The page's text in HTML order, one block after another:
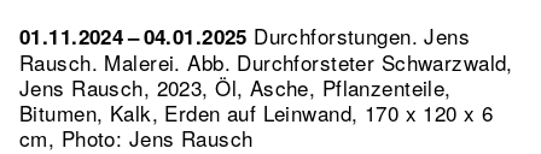
01.11.2024 – 04.01.2025 Durchforstungen. Jens
Rausch. Malerei.Abb. Durchforsteter Schwarzwald,
Jens Rausch, 2023, Öl, Asche, Pflanzenteile,
Bitumen, Kalk, Erden auf Leinwand, 170 x 120 x 6
cm, Photo: Jens Rausch